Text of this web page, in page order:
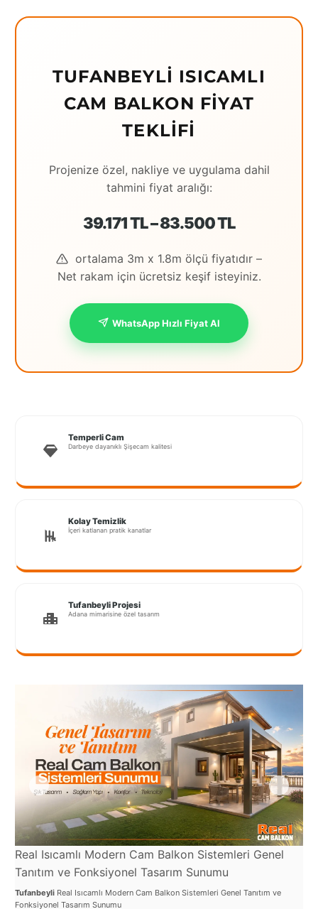
TUFANBEYLI ISICAMLI
CAM BALKON FIYAT
TEKLIFI
Projenize özel, nakliye ve uygulama dahil
tahmini fiyat aralığı:
39.171 TL – 83.500 TL
ortalama 3m x 1.8m ölçü fiyatıdır –
Net rakam için ücretsiz keşif isteyiniz.
WhatsApp Hızlı Fiyat Al
Temperli Cam
Darbeye dayanıklı Şişecam kalitesi
Kolay Temizlik
İçeri katlanan pratik kanatlar
Tufanbeyli Projesi
Adana mimarisine özel tasarım
Real Isıcamlı Modern Cam Balkon Sistemleri Genel
Tanıtım ve Fonksiyonel Tasarım Sunumu
Tufanbeyli Real Isıcamlı Modern Cam Balkon Sistemleri Genel Tanıtım ve
Fonksiyonel Tasarım Sunumu
Giresun
İstanbul
Anadolu
İstanbul
Kocaeli
Muğla
Muş
Coquitlam
Sivas
switzerland
Tilburg
Van
Yalova
VAZGEÇ